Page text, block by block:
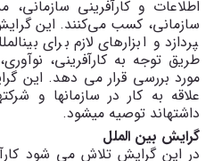
اطلاعات و کارآفرینی سازمانی،
سازمانی، کسب می‌کنند. این
پردازد و ابزارهای لازم برای
طریق توجه به کارآفرینی،
مورد بررسی قرار می ­دهد. این
علاقه به کار در سازمان­ها و
داشته­­اند توصیه می­شود.
گرایش بین­ الملل
در این گرایش تلاش می شود